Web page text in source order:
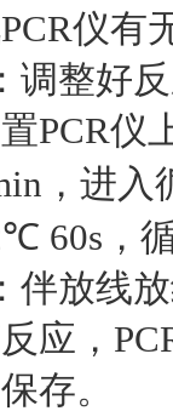
仪有
调整好
PCR仪
，进
60s，
伴放线
应，
存。